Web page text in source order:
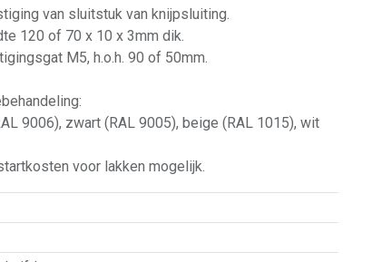
van sluitstuk van knijpsluiting.
120 of 70 x 10 x 3mm dik.
M5, h.o.h. 90 of 50mm.
9006), zwart (RAL 9005), beige (RAL 1015), wit
voor lakken mogelijk.